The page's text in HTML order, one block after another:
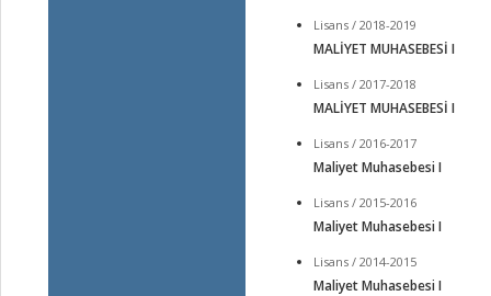
Lisans / 2018-2019
MALİYET MUHASEBESİ I
Lisans / 2017-2018
MALİYET MUHASEBESİ I
Lisans / 2016-2017
Maliyet Muhasebesi I
Lisans / 2015-2016
Maliyet Muhasebesi I
Lisans / 2014-2015
Maliyet Muhasebesi I